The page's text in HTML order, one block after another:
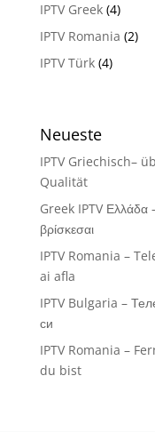
IPTV Greek(4)
IPTV Romania (2)
IPTV Türk(4)
Neueste
IPTV Griechisch–
Qualität
Greek IPTV Ελλάδα
βρίσκεσαι
IPTV Romania –
ai afla
IPTV Bulgaria –
си
IPTV Romania –
du bist